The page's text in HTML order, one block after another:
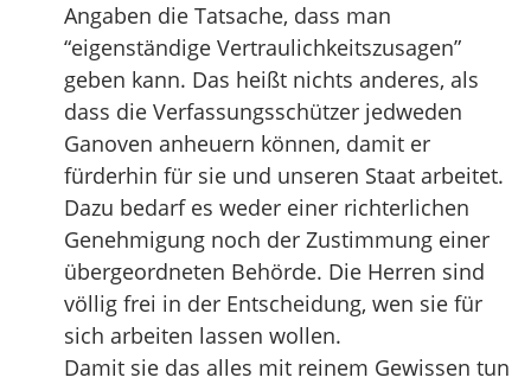
Angaben die Tatsache, dass man
“eigenständige Vertraulichkeitszusagen”
geben kann. Das heißt nichts anderes, als
dass die Verfassungsschützer jedweden
Ganoven anheuern können, damit er
fürderhin für sie und unseren Staat arbeitet.
Dazu bedarf es weder einer richterlichen
Genehmigung noch der Zustimmung einer
übergeordneten Behörde. Die Herren sind
völlig frei in der Entscheidung, wen sie für
sich arbeiten lassen wollen.
Damit sie das alles mit reinem Gewissen tun